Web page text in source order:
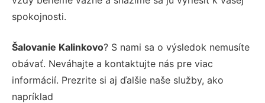
spokojnosti.
Šalovanie Kalinkovo? S nami sa o výsledok nemusíte
obávať. Neváhajte a kontaktujte nás pre viac
informácií. Prezrite si aj ďalšie naše služby, ako
napríklad